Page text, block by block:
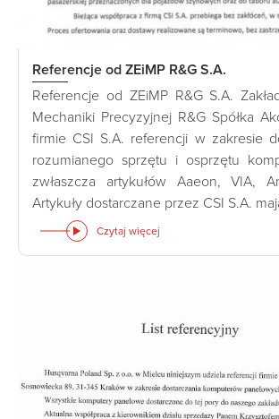
Referencje od ZEiMP R&G S.A.
Referencje od ZEiMP R&G S.A.
Mechaniki Precyzyjnej R&G Spółka
firmie CSI S.A. referencji w zakresie
rozumianego sprzętu i osprzętu
zwłaszcza artykułów Aaeon, VIA,
Artykuły dostarczane przez CSI S.A.
Czytaj więcej